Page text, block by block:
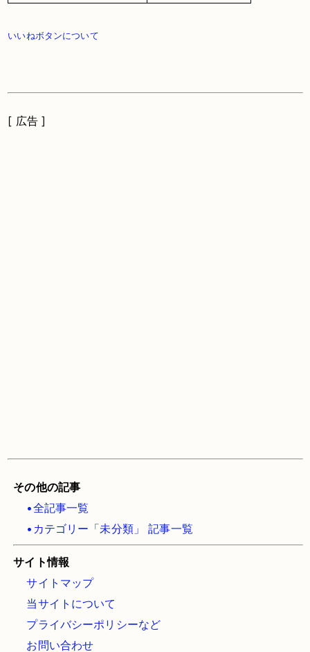
いいねボタンについて
[ 広告 ]
その他の記事
•全記事一覧
•カテゴリー「未分類」 記事一覧
サイト情報
サイトマップ
当サイトについて
プライバシーポリシーなど
お問い合わせ